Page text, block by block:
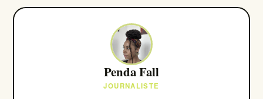
Penda Fall
JOURNALISTE